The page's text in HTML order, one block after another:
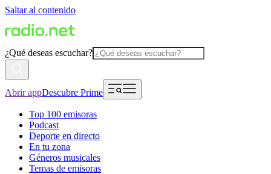
Saltar al contenido
¿Qué deseas escuchar?
Abrir appDescubre Prime
Top 100 emisoras
Podcast
Deporte en directo
En tu zona
Géneros musicales
Temas de emisoras